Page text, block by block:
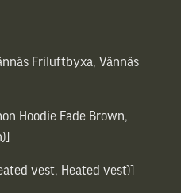
Friluftbyxa, Vännäs
Hoodie Fade Brown,
vest, Heated vest)]